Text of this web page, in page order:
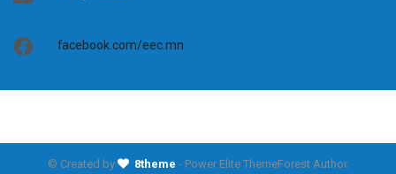
facebook.com/eec.mn
© Created by 8theme - Power Elite ThemeForest Author.